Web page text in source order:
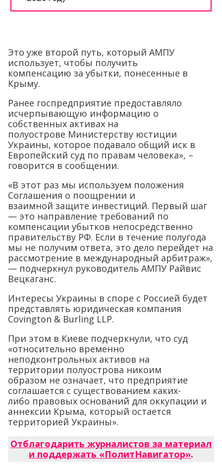
Это уже второй путь, который АМПУ
использует, чтобы получить
компенсацию за убытки, понесенные в
Крыму.
Ранее госпредприятие предоставляло
исчерпывающую информацию о
собственных активах на
полуострове Министерству юстиции
Украины, которое подавало общий иск в
Европейский суд по правам человека», –
говорится в сообщении.
«В этот раз мы используем положения
Соглашения о поощрении и
взаимной защите инвестиций. Первый шаг
— это направление требований по
компенсации убытков непосредственно
правительству РФ. Если в течение полугода
мы не получим ответа, это дело перейдет на
рассмотрение в международный арбитраж»,
— подчеркнул руководитель АМПУ Райвис
Вецкаганс.
Интересы Украины в споре с Россией будет
представлять юридическая компания
Covington & Burling LLP.
При этом в Киеве подчеркнули, что суд
«относительно временно
неподконтрольных активов на
территории полуострова никоим
образом не означает, что предприятие
соглашается с существованием каких-
либо правовых оснований для оккупации и
аннексии Крыма, который остается
территорией Украины».
Отблагодарить журналистов за материал
и поддержать «ПолитНавигатор».